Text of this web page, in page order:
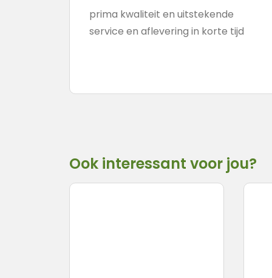
prima kwaliteit en uitstekende
service en aflevering in korte tijd
Ook interessant voor jou?